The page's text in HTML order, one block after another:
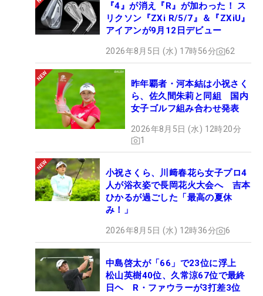
『4』が消え『R』が加わった！ ス
リクソン『ZXi R/5/7』＆『ZXiU』
アイアンが9月12日デビュー
2026年8月5日 (水) 17時56分 62
昨年覇者・河本結は小祝さく
ら、佐久間朱莉と同組 国内
女子ゴルフ組み合わせ発表
2026年8月5日 (水) 12時20分
1
小祝さくら、川﨑春花ら女子プロ4
人が浴衣姿で長岡花火大会へ 吉本
ひかるが過ごした「最高の夏休
み！」
2026年8月5日 (水) 12時36分 6
中島啓太が「66」で23位に浮上
松山英樹40位、久常涼67位で最終
日ヘ R・ファウラーが3打差3位